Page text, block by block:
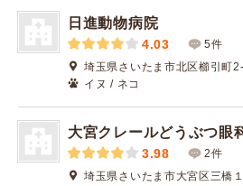
日進動物病院
4.03
5件
埼玉県さいたま市北区櫛引町
イヌ / ネコ
大宮クレールどうぶつ眼
3.98
2件
埼玉県さいたま市大宮区三橋